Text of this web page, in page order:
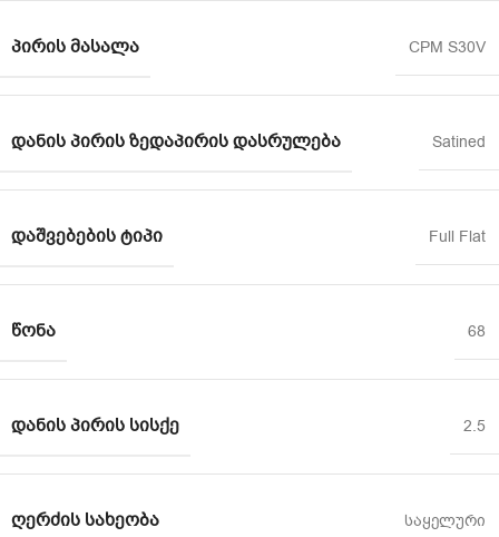
ᲞᲘᲠᲘᲡ ᲛᲐᲡᲐᲚᲐ CPM S30V
ᲓᲐᲜᲘᲡ ᲞᲘᲠᲘᲡ ᲖᲔᲓᲐᲞᲘᲠᲘᲡ ᲓᲐᲡᲠᲣᲚᲔᲑᲐ Satined
ᲓᲐᲨᲕᲔᲑᲔᲑᲘᲡ ᲢᲘᲞᲘ Full Flat
ᲬᲝᲜᲐ 68
ᲓᲐᲜᲘᲡ ᲞᲘᲠᲘᲡ ᲡᲘᲡᲥᲔ 2.5
ᲦᲔᲠᲫᲘᲡ ᲡᲐᲮᲔᲝᲑᲐ საყელური